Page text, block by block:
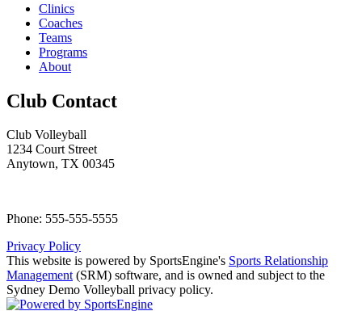
Clinics
Coaches
Teams
Programs
About
Club Contact
Club Volleyball
1234 Court Street
Anytown, TX 00345
Phone: 555-555-5555
Privacy Policy
This website is powered by SportsEngine's Sports Relationship
Management(SRM) software, and is owned and subject to the
Sydney Demo Volleyball privacy policy.